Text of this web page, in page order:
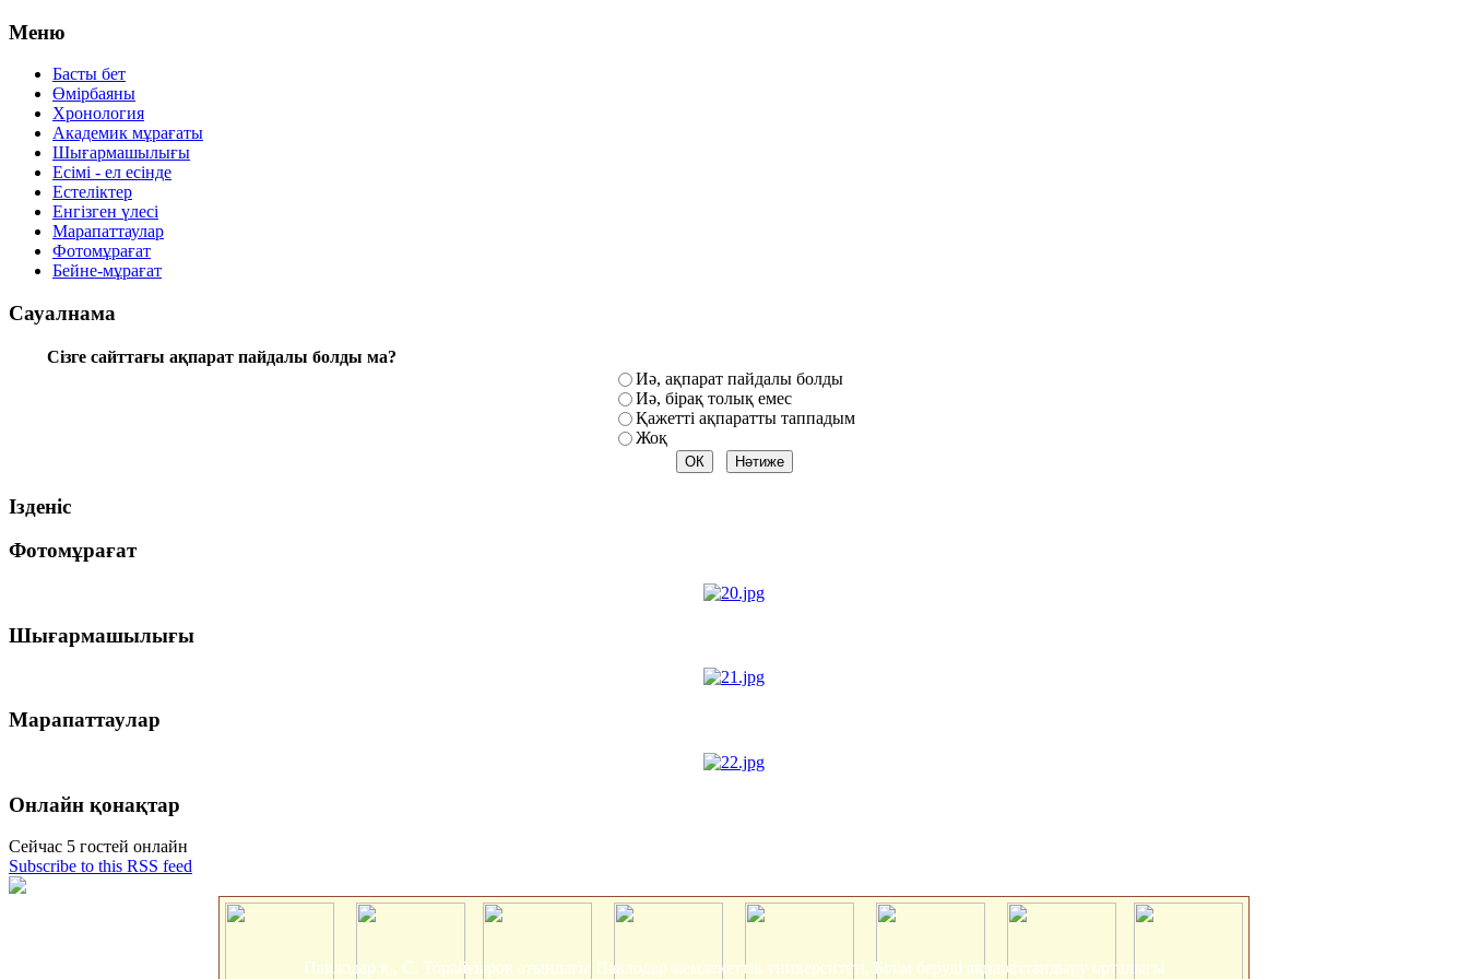
Меню
Басты бет
Өмірбаяны
Хронология
Aкадемик мұрағаты
Шығармашылығы
Есімі - ел есінде
Естеліктер
Енгізген үлесі
Марапаттаулар
Фотомұрағат
Бейне-мұрағат
Сауалнама
Сізге сайттағы ақпарат пайдалы болды ма?
Иә, ақпарат пайдалы болды
Иә, бірақ толық емес
Қажетті ақпаратты таппадым
Жоқ
Ізденіс
Фотомұрағат
Шығармашылығы
Марапаттаулар
Онлайн қонақтар
Сейчас 5 гостей онлайн
Subscribe to this RSS feed
Павлодар қ., С. Торайғыров атындағы Павлодар мемлекеттік университеті, Білім беруді ақпараттандыру орталығы